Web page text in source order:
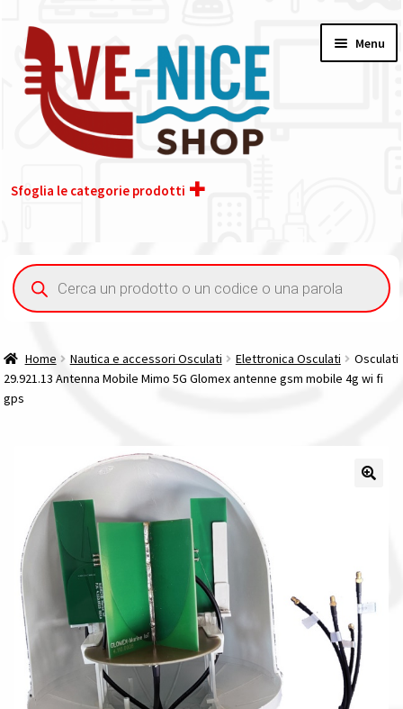
alla
navigazione
contenuto
Menu
Sfoglia le categorie prodotti
Acquisto iva 4% (agevolata)
Contatti
La nostra azienda
Condizioni generali
Acquisti in rete pubblica amministrazione
Assicurazione integrativa Garanzia3
Bonus fiscali 2025
Ricerca
prodotti
Home Nautica e accessori Osculati Elettronica Osculati
Osculati
29.921.13 Antenna Mobile Mimo 5G Glomex antenne gsm mobile 4g wi fi
gps